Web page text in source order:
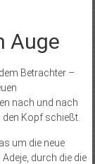
Auge
Betrachter –
nach und nach
Kopf schießt.
um die neue
durch die die